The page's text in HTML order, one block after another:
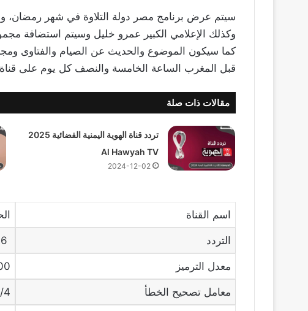
سيتم عرض برنامج مصر دولة التلاوة في شهر رمضان،
وكذلك الإعلامي الكبير عمرو خليل وسيتم استضافة
كما سيكون الموضوع والحديث عن الصيام والفتاوى
قبل المغرب الساعة الخامسة والنصف كل يوم على قناة
مقالات ذات صلة
تردد قناة الهوية اليمنية الفضائية 2025
Al Hawyah TV
2024-12-02
اسم القناة
التردد
معدل الترميز
معامل تصحيح الخطأ 4